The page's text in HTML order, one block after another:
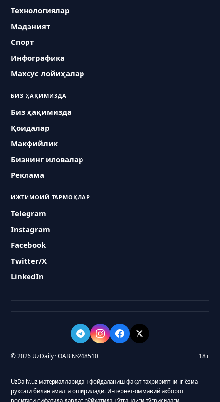
Технологиялар
Маданият
Спорт
Инфографика
Махсус лойиҳалар
БИЗ ҲАҚИМИЗДА
Биз ҳақимизда
Қоидалар
Макфийлик
Бизнинг иловалар
Реклама
ИЖТИМОИЙ ТАРМОҚЛАР
Telegram
Instagram
Facebook
Twitter/X
LinkedIn
© 2026 UzDaily · ОАВ №248510 18+
UzDaily.uz материалларидан фойдаланиш фақат таҳририятнинг ёзма
рухсати билан амалга оширилади. Интернет-оммавий ахборот
воситаси сифатида давлат рўйхатидан ўтганлиги тўғрисидаги